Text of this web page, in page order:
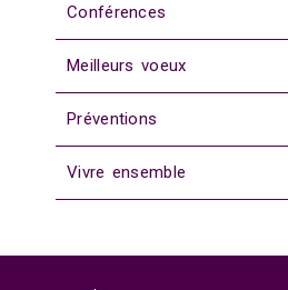
Conférences
Meilleurs voeux
Préventions
Vivre ensemble